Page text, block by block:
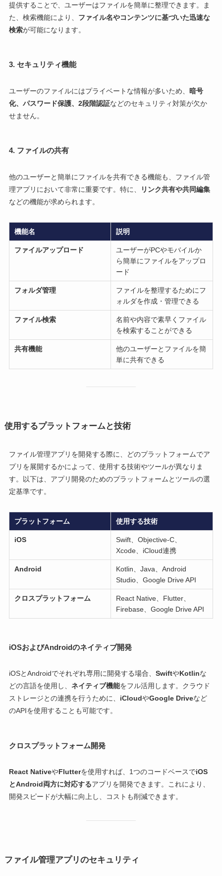
提供することで、ユーザーはファイルを簡単に整理できます。ま
た、検索機能により、 ファイル名やコンテンツに基づいた迅速な
検索が可能になります。
3. セキュリティ機能
ユーザーのファイルにはプライベートな情報が多いため、 暗号
化、パスワード保護、2段階認証などのセキュリティ対策が欠か
せません。
4. ファイルの共有
他のユーザーと簡単にファイルを共有できる機能も、ファイル管
理アプリにおいて非常に重要です。特に、
リンク共有や共同編集
などの機能が求められます。
機能名 説明
ファイルアップロード
ユーザーがPCやモバイルか
ら簡単にファイルをアップロ
ード
フォルダ管理
ファイルを整理するためにフ
ォルダを作成・管理できる
ファイル検索
名前や内容で素早くファイル
を検索することができる
共有機能
他のユーザーとファイルを簡
単に共有できる
使用するプラットフォームと技術
ファイル管理アプリを開発する際に、どのプラットフォームでア
プリを展開するかによって、使用する技術やツールが異なりま
す。以下は、アプリ開発のためのプラットフォームとツールの選
定基準です。
プラットフォーム 使用する技術
iOS
Swift、Objective-C、
Xcode、iCloud連携
Android
Kotlin、Java、Android
Studio、Google Drive API
クロスプラットフォーム
React Native、Flutter、
Firebase、Google Drive API
iOSおよびAndroidのネイティブ開発
iOSとAndroidでそれぞれ専用に開発する場合、 SwiftやKotlinな
どの言語を使用し、 ネイティブ機能をフル活用します。クラウド
ストレージとの連携を行うために、 iCloudやGoogle Driveなど
のAPIを使用することも可能です。
クロスプラットフォーム開発
React NativeやFlutterを使用すれば、1つのコードベースでiOS
とAndroid両方に対応するアプリを開発できます。これにより、
開発スピードが大幅に向上し、コストも削減できます。
ファイル管理アプリのセキュリティ